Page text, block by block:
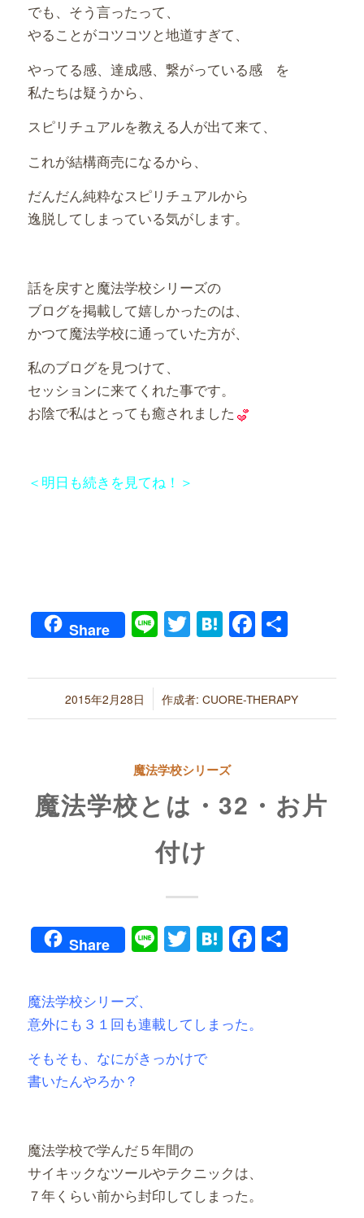
でも、そう言ったって、
やることがコツコツと地道すぎて、
やってる感、達成感、繋がっている感
を
私たちは疑うから、
スピリチュアルを教える人が出て来て、
これが結構商売になるから、
だんだん純粋なスピリチュアルから
逸脱してしまっている気がします。
話を戻すと魔法学校シリーズの
ブログを掲載して嬉しかったのは、
かつて魔法学校に通っていた方が、
私のブログを見つけて、
セッションに来てくれた事です。
お陰で私はとっても癒されました
＜明日も続きを見てね！＞
Share LineTwitter
Hatena共
2015年2月28日
/ 作成者:CUORE-THERAPY
魔法学校シリーズ
魔法学校とは・32・お片
付け
Share LineTwitter
Hatena共
魔法学校シリーズ、
意外にも３１回も連載してしまった。
そもそも、なにがきっかけで
書いたんやろか？
魔法学校で学んだ５年間の
サイキックなツールやテクニックは、
７年くらい前から封印してしまった。